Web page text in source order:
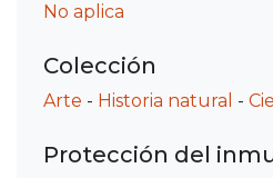
No aplica
Colección
Arte - Historia natural -
Protección del